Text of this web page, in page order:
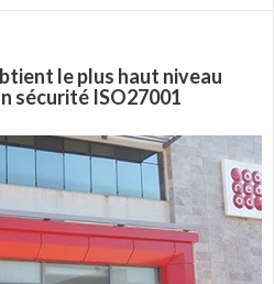
le plus haut niveau
sécurité ISO27001